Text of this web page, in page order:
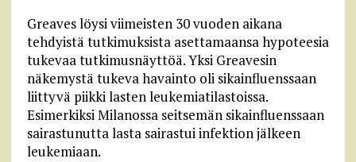
Greaves löysi viimeisten 30 vuoden aikana
tehdyistä tutkimuksista asettamaansa hypoteesia
tukevaa tutkimusnäyttöä. Yksi Greavesin
näkemystä tukeva havainto oli sikainfluenssaan
liittyvä piikki lasten leukemiatilastoissa.
Esimerkiksi Milanossa seitsemän sikainfluenssaan
sairastunutta lasta sairastui infektion jälkeen
leukemiaan.